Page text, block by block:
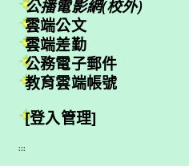
公播電影網(校外)
雲端公文
雲端差勤
公務電子郵件
教育雲端帳號
[登入管理]
:::